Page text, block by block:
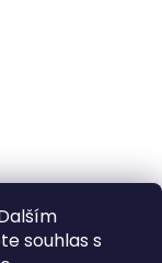
souhlas s